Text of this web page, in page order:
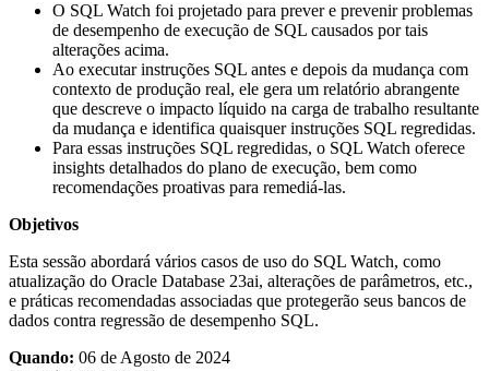
O SQL Watch foi projetado para prever e prevenir problemas
de desempenho de execução de SQL causados ​​por tais
alterações acima.
Ao executar instruções SQL antes e depois da mudança com
contexto de produção real, ele gera um relatório abrangente
que descreve o impacto líquido na carga de trabalho resultante
da mudança e identifica quaisquer instruções SQL regredidas.
Para essas instruções SQL regredidas, o SQL Watch oferece
insights detalhados do plano de execução, bem como
recomendações proativas para remediá-las.
Objetivos
Esta sessão abordará vários casos de uso do SQL Watch, como
atualização do Oracle Database 23ai, alterações de parâmetros, etc.,
e práticas recomendadas associadas que protegerão seus bancos de
dados contra regressão de desempenho SQL.
Quando: 06 de Agosto de 2024